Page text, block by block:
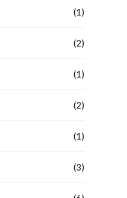
(1)
(2)
(1)
(2)
(1)
(3)